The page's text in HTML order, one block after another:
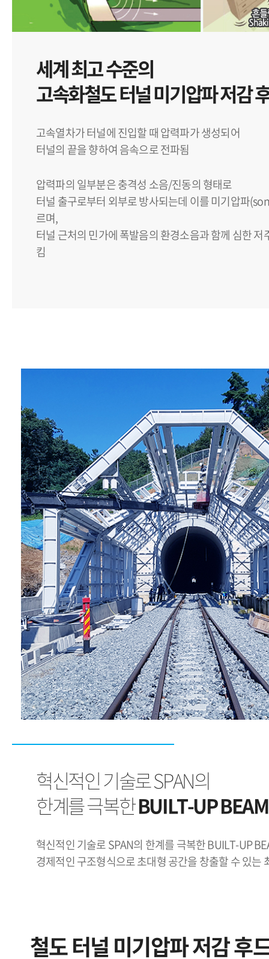
세계 최고 수준의
고속화철도 터널 미기압파 저감
고속열차가 터널에 진입할 때 압력파가 생성되어
터널의 끝을 향하여 음속으로 전파됨
압력파의 일부분은 충격성 소음/진동의 형태로
터널 출구로부터 외부로 방사되는데 이를 미기압파
르며,
터널 근처의 민가에 폭발음의 환경소음과 함께 심한 저
킴
혁신적인 기술로 SPAN의
한계를 극복한BUILT-UP
혁신적인 기술로 SPAN의 한계를 극복한 BUILT-UP
경제적인 구조형식으로 초대형 공간을 창출할 수 있는
철도 터널 미기압파 저감 후